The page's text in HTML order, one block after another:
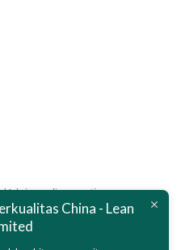
fabric acrylic pa coating
China - Lean